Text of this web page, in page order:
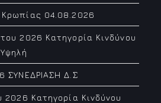
04.08.2026
2026 Κατηγορία Κινδύνου
ΣΥΝΕΔΡΙΑΣΗ Δ.Σ
2026 Κατηγορία Κινδύνου